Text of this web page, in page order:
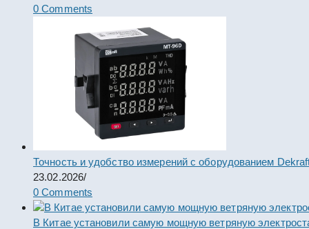
0 Comments
Точность и удобство измерений с оборудованием
23.02.2026/
0 Comments
В Китае установили самую мощную ветряную